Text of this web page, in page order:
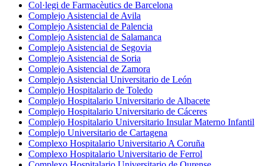
Col·legi de Farmacèutics de Barcelona
Complejo Asistencial de Avila
Complejo Asistencial de Palencia
Complejo Asistencial de Salamanca
Complejo Asistencial de Segovia
Complejo Asistencial de Soria
Complejo Asistencial de Zamora
Complejo Asistencial Universitario de León
Complejo Hospitalario de Toledo
Complejo Hospitalario Universitario de Albacete
Complejo Hospitalario Universitario de Cáceres
Complejo Hospitalario Universitario Insular Materno Infantil
Complejo Universitario de Cartagena
Complexo Hospitalario Universitario A Coruña
Complexo Hospitalario Universitario de Ferrol